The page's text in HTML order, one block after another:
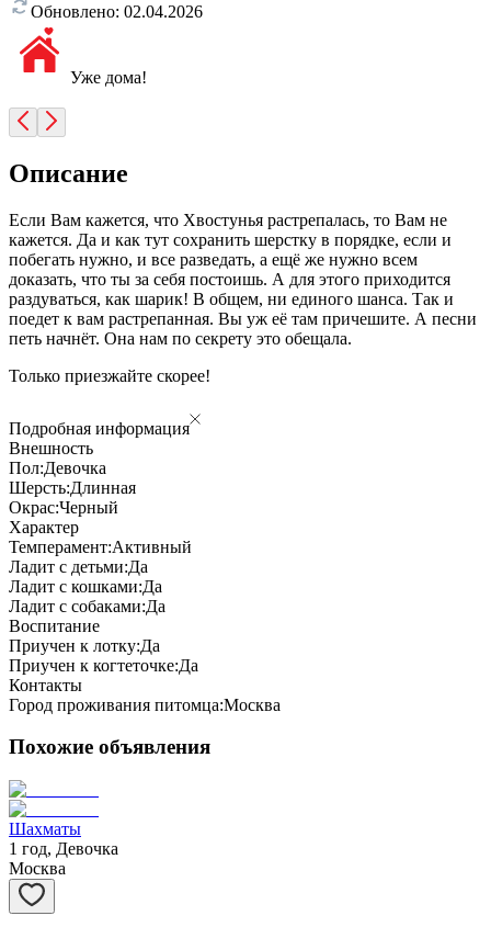
Обновлено: 02.04.2026
Уже дома!
Описание
Если Вам кажется, что Хвостунья растрепалась, то Вам не
кажется. Да и как тут сохранить шерстку в порядке, если и
побегать нужно, и все разведать, а ещё же нужно всем
доказать, что ты за себя постоишь. А для этого приходится
раздуваться, как шарик! В общем, ни единого шанса. Так и
поедет к вам растрепанная. Вы уж её там причешите. А песни
петь начнёт. Она нам по секрету это обещала.
Только приезжайте скорее!
Подробная информация
Внешность
Пол:Девочка
Шерсть:Длинная
Окрас:Черный
Характер
Темперамент:Активный
Ладит с детьми:Да
Ладит с кошками:Да
Ладит с собаками:Да
Воспитание
Приучен к лотку:Да
Приучен к когтеточке:Да
Контакты
Город проживания питомца:Москва
Похожие объявления
Шахматы
1 год, Девочка
Москва